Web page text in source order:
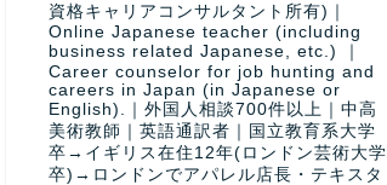
資格キャリアコンサルタント所有)｜
Online Japanese teacher (including
business related Japanese, etc.) ｜
Career counselor for job hunting and
careers in Japan (in Japanese or
English).｜外国人相談700件以上｜中高
美術教師｜英語通訳者｜国立教育系大学
卒→イギリス在住12年(ロンドン芸術大学
卒)→ロンドンでアパレル店長・テキスタ